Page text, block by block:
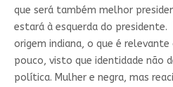
que será também melhor
estará à esquerda do presidente.
origem indiana, o que é
pouco, visto que identidade não
política. Mulher e negra, mas